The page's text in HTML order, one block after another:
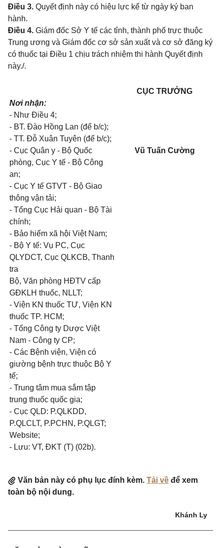
Điều 3. Quyết định này có hiệu lực kể từ ngày ký ban
hành.
Điều 4. Giám đốc Sở Y tế các tỉnh, thành phố trực thuộc
Trung ương và Giám đốc cơ sở sản xuất và cơ sở đăng ký
có thuốc tại Điều 1 chịu trách nhiệm thi hành Quyết định
này./.
Nơi nhận:
- Như Điều 4;
- BT. Đào Hồng Lan (để b/c);
- TT. Đỗ Xuân Tuyên (để b/c);
- Cục Quân y - Bộ Quốc
phòng, Cục Y tế - Bộ Công
an;
- Cục Y tế GTVT - Bộ Giao
thông vận tải;
- Tổng Cục Hải quan - Bộ Tài
chính;
- Bảo hiểm xã hội Việt Nam;
- Bộ Y tế: Vụ PC, Cục
QLYDCT, Cục QLKCB, Thanh
tra
Bộ, Văn phòng HĐTV cấp
GĐKLH thuốc, NLLT;
- Viện KN thuốc TƯ, Viện KN
thuốc TP. HCM;
- Tổng Công ty Dược Việt
Nam - Công ty CP;
- Các Bệnh viện, Viện có
giường bệnh trực thuộc Bộ Y
tế;
- Trung tâm mua sắm tập
trung thuốc quốc gia;
- Cục QLD: P.QLKDD,
P.QLCLT, P.PCHN, P.QLGT;
Website;
- Lưu: VT, ĐKT (T) (02b).
CỤC TRƯỞNG
Vũ Tuấn Cường
Văn bản này có phụ lục đính kèm. Tải về để xem
toàn bộ nội dung.
Khánh Ly